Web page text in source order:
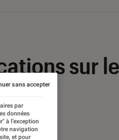
sur le
par
données
à l’exception
navigation
et pour
sans accepter